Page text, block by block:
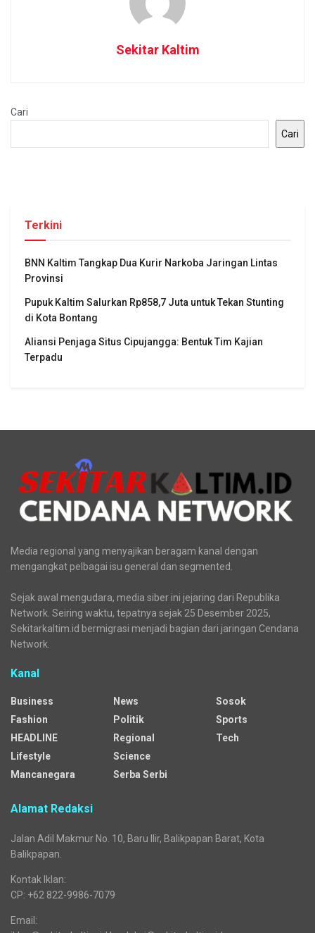
Sekitar Kaltim
Cari
Cari
Terkini
Provinsi
di Kota Bontang
Aliansi Penjaga Situs Cipujangga: Bentuk Tim Kajian
mengangkat pelbagai isu general dan segmented.
Sejak awal mengudara, media siber ini jejaring dari Republika
Network. Seiring waktu, tepatnya sejak 25 Desember 2025,
Network.